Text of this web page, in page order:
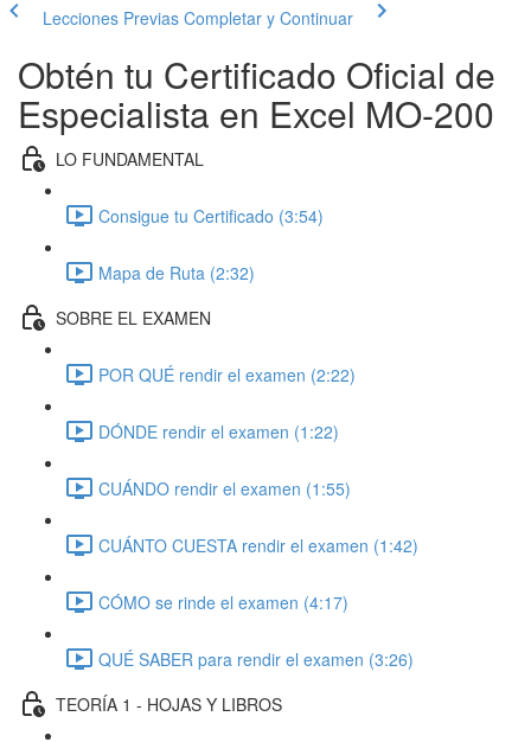
Lecciones Previas Completar y Continuar
Obtén tu Certificado Oficial de
Especialista en Excel MO-200
LO FUNDAMENTAL
Consigue tu Certificado (3:54)
Mapa de Ruta (2:32)
SOBRE EL EXAMEN
POR QUÉ rendir el examen (2:22)
DÓNDE rendir el examen (1:22)
CUÁNDO rendir el examen (1:55)
CUÁNTO CUESTA rendir el examen (1:42)
CÓMO se rinde el examen (4:17)
QUÉ SABER para rendir el examen (3:26)
TEORÍA 1 - HOJAS Y LIBROS